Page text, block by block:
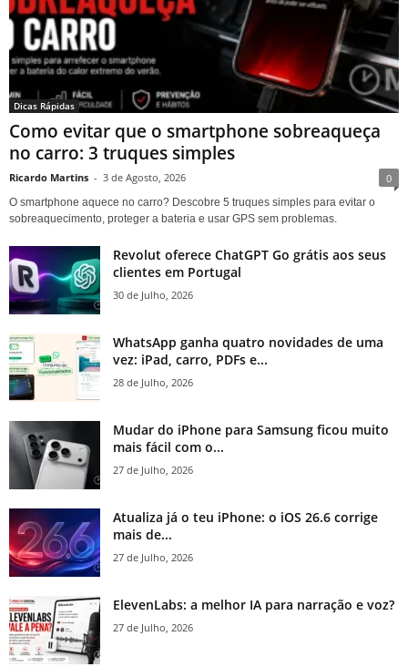
Dicas Rápidas
Como evitar que o smartphone sobreaqueça
no carro: 3 truques simples
Ricardo Martins - 3 de Agosto, 2026 0
O smartphone aquece no carro? Descobre 5 truques simples para evitar o
sobreaquecimento, proteger a bateria e usar GPS sem problemas.
Revolut oferece ChatGPT Go grátis aos seus
clientes em Portugal
30 de Julho, 2026
WhatsApp ganha quatro novidades de uma
vez: iPad, carro, PDFs e...
28 de Julho, 2026
Mudar do iPhone para Samsung ficou muito
mais fácil com o...
27 de Julho, 2026
Atualiza já o teu iPhone: o iOS 26.6 corrige
mais de...
27 de Julho, 2026
ElevenLabs: a melhor IA para narração e voz?
27 de Julho, 2026